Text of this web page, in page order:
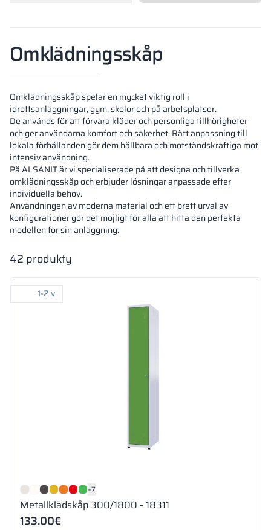
Skåplås
Rumsavdelare
Altus
L-formade skåp
Omklädningsskåp
Omklädningsskåp spelar en mycket viktig roll i
idrottsanläggningar, gym, skolor och på arbetsplatser.
De används för att förvara kläder och personliga tillhörigheter
och ger användarna komfort och säkerhet. Rätt anpassning till
lokala förhållanden gör dem hållbara och motståndskraftiga mot
intensiv användning.
På ALSANIT är vi specialiserade på att designa och tillverka
omklädningsskåp och erbjuder lösningar anpassade efter
individuella behov.
Användningen av moderna material och ett brett urval av
konfigurationer gör det möjligt för alla att hitta den perfekta
modellen för sin anläggning.
42 produkty
1-2 v
+7
Metallklädskåp 300/1800 - 18311
133.00€